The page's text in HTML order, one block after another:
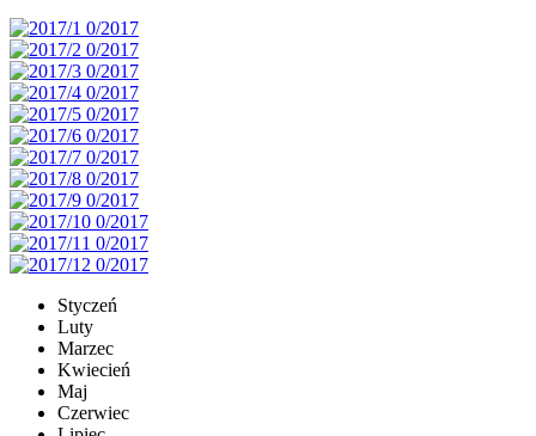
Styczeń
Luty
Marzec
Kwiecień
Maj
Czerwiec